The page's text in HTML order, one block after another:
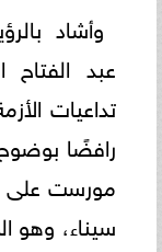
وأشاد
عبد
تداعيات
رافضًا بوضوح
مورست على
سيناء،